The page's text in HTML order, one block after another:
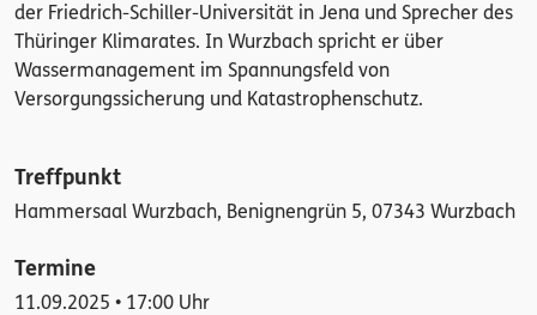
der Friedrich-Schiller-Universität in Jena und Sprecher des
Thüringer Klimarates. In Wurzbach spricht er über
Wassermanagement im Spannungsfeld von
Versorgungssicherung und Katastrophenschutz.
Treffpunkt
Hammersaal Wurzbach, Benignengrün 5, 07343 Wurzbach
Termine
11.09.2025 • 17:00 Uhr